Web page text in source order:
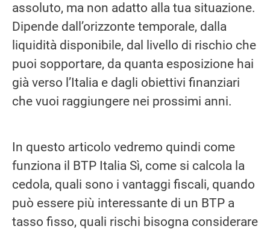
assoluto, ma non adatto alla tua situazione.
Dipende dall’orizzonte temporale, dalla
liquidità disponibile, dal livello di rischio che
puoi sopportare, da quanta esposizione hai
già verso l’Italia e dagli obiettivi finanziari
che vuoi raggiungere nei prossimi anni.
In questo articolo vedremo quindi come
funziona il BTP Italia Sì, come si calcola la
cedola, quali sono i vantaggi fiscali, quando
può essere più interessante di un BTP a
tasso fisso, quali rischi bisogna considerare